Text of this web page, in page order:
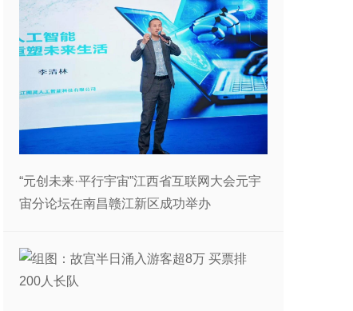
“元创未来·平行宇宙”江西省互联网大会元宇
宙分论坛在南昌赣江新区成功举办